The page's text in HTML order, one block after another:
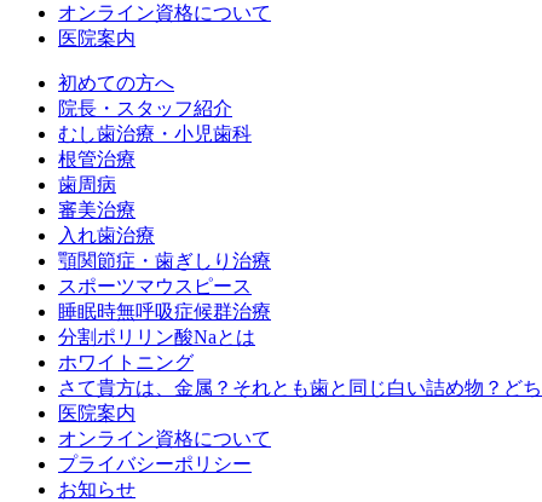
オンライン資格について
医院案内
初めての方へ
院長・スタッフ紹介
むし歯治療・小児歯科
根管治療
歯周病
審美治療
入れ歯治療
顎関節症・歯ぎしり治療
スポーツマウスピース
睡眠時無呼吸症候群治療
分割ポリリン酸Naとは
ホワイトニング
さて貴方は、金属？それとも歯と同じ白い詰め物？ど
医院案内
オンライン資格について
プライバシーポリシー
お知らせ